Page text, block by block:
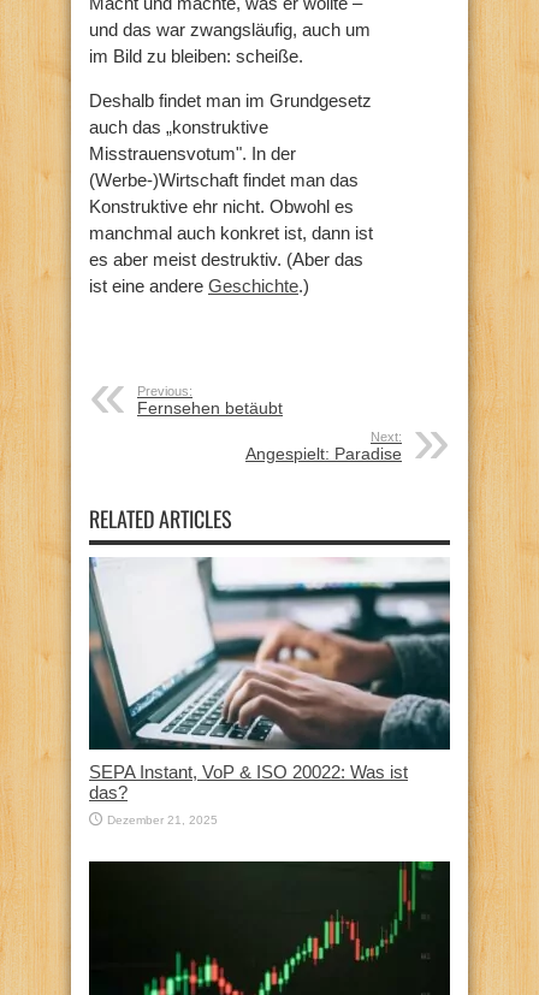
und das war zwangsläufig, auch um
im Bild zu bleiben: scheiße.
Deshalb findet man im Grundgesetz
auch das „konstruktive
Misstrauensvotum". In der
(Werbe-)Wirtschaft findet man das
Konstruktive ehr nicht. Obwohl es
manchmal auch konkret ist, dann ist
es aber meist destruktiv. (Aber das
ist eine andere Geschichte.)
Previous:
Fernsehen betäubt
Next:
Angespielt: Paradise
RELATED ARTICLES
SEPA Instant, VoP & ISO 20022: Was ist
das?
Dezember 21, 2025